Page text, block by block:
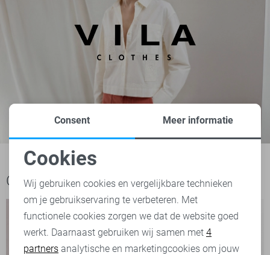
Ook het bekijken waard
Noodzakelijke cookies
Personalisatie cookies
Analytische cookies
Consent Meer informatie
Cookies
Wij gebruiken cookies en vergelijkbare technieken
om je gebruikservaring te verbeteren. Met
functionele cookies zorgen we dat de website goed
werkt. Daarnaast gebruiken wij samen met 4
partners analytische en marketingcookies om jouw